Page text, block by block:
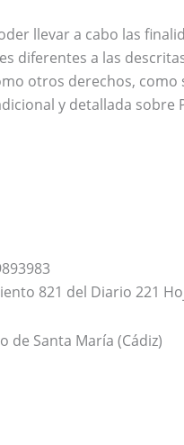
llevar a cabo las
diferentes a las
otros derechos,
y detallada sobre
821 del Diario 221
de Santa María (Cádiz)